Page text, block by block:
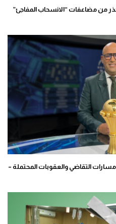
من مضاعفات “الانسحاب المفاجئ”
يشرح مسارات التقاضي والعقوبات المحتملة –